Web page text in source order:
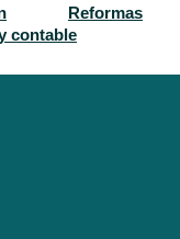
Reformas
contable